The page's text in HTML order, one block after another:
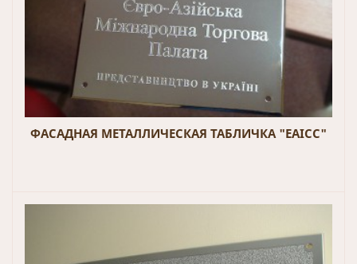
ФАСАДНАЯ МЕТАЛЛИЧЕСКАЯ ТАБЛИЧКА "EAICC"